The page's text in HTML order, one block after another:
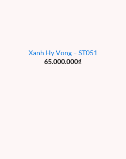
Xanh Hy Vọng – ST051
65.000.000₫